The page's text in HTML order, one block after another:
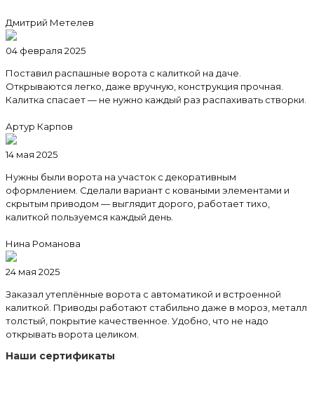
Дмитрий Метелев
04 февраля 2025
Поставил распашные ворота с калиткой на даче.
Открываются легко, даже вручную, конструкция прочная.
Калитка спасает — не нужно каждый раз распахивать створки.
Артур Карпов
14 мая 2025
Нужны были ворота на участок с декоративным
оформлением. Сделали вариант с коваными элементами и
скрытым приводом — выглядит дорого, работает тихо,
калиткой пользуемся каждый день.
Нина Романова
24 мая 2025
Заказал утеплённые ворота с автоматикой и встроенной
калиткой. Приводы работают стабильно даже в мороз, металл
толстый, покрытие качественное. Удобно, что не надо
открывать ворота целиком.
Наши сертификаты